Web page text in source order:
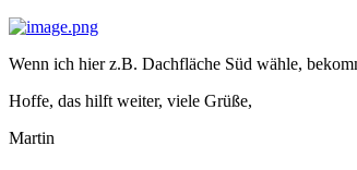
Wenn ich hier z.B. Dachfläche Süd wähle,
Hoffe, das hilft weiter, viele Grüße,
Martin